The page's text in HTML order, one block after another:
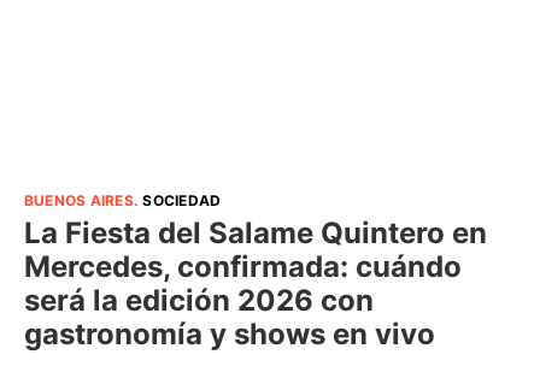
BUENOS AIRES.SOCIEDAD
La Fiesta del Salame Quintero en
Mercedes, confirmada: cuándo
será la edición 2026 con
gastronomía y shows en vivo